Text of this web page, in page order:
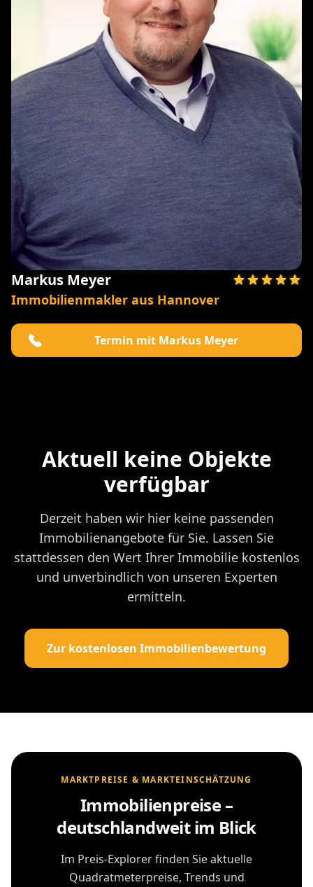
Markus Meyer
Immobilienmakler aus Hannover
Termin mit Markus Meyer
Aktuell keine Objekte
verfügbar
Derzeit haben wir hier keine passenden
Immobilienangebote für Sie. Lassen Sie
stattdessen den Wert Ihrer Immobilie kostenlos
und unverbindlich von unseren Experten
ermitteln.
Zur kostenlosen Immobilienbewertung
MARKTPREISE & MARKTEINSCHÄTZUNG
Immobilienpreise –
deutschlandweit im Blick
Im Preis-Explorer finden Sie aktuelle
Quadratmeterpreise, Trends und